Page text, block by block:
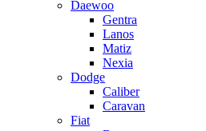
Daewoo
Gentra
Lanos
Matiz
Nexia
Dodge
Caliber
Caravan
Fiat